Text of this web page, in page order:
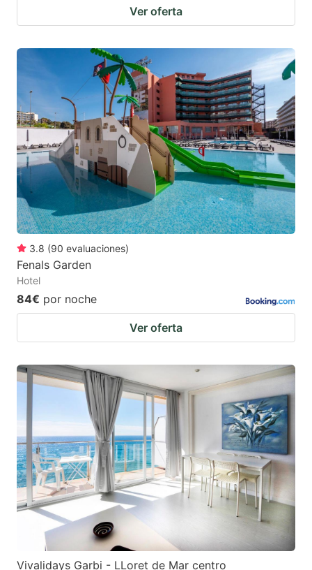
Ver oferta
3.8 (90 evaluaciones)
Fenals Garden
Hotel
84€ por noche
Ver oferta
Vivalidays Garbi - LLoret de Mar centro